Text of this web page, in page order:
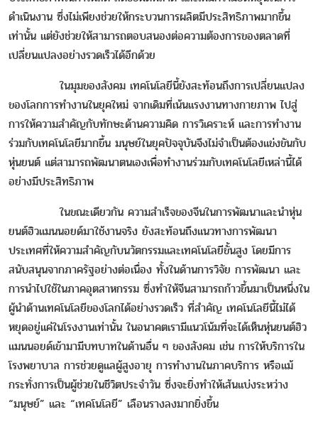
ดำเนินงาน ซึ่งไม่เพียงช่วยให้กระบวนการผลิตมีประสิทธิภาพมากขึ้น
เท่านั้น แต่ยังช่วยให้สามารถตอบสนองต่อความต้องการของตลาดที่
เปลี่ยนแปลงอย่างรวดเร็วได้อีกด้วย
ในมุมของสังคม เทคโนโลยีนี้ยังสะท้อนถึงการเปลี่ยนแปลง
ของโลกการทำงานในยุคใหม่ จากเดิมที่เน้นแรงงานทางกายภาพ ไปสู่
การให้ความสำคัญกับทักษะด้านความคิด การวิเคราะห์ และการทำงาน
ร่วมกับเทคโนโลยีมากขึ้น มนุษย์ในยุคปัจจุบันจึงไม่จำเป็นต้องแข่งขันกับ
หุ่นยนต์ แต่สามารถพัฒนาตนเองเพื่อทำงานร่วมกับเทคโนโลยีเหล่านี้ได้
อย่างมีประสิทธิภาพ
ในขณะเดียวกัน ความสำเร็จของจีนในการพัฒนาและนำหุ่น
ยนต์ฮิวแมนนอยด์มาใช้งานจริง ยังสะท้อนถึงแนวทางการพัฒนา
ประเทศที่ให้ความสำคัญกับนวัตกรรมและเทคโนโลยีขั้นสูง โดยมีการ
สนับสนุนจากภาครัฐอย่างต่อเนื่อง ทั้งในด้านการวิจัย การพัฒนา และ
การนำไปใช้ในภาคอุตสาหกรรม ซึ่งทำให้จีนสามารถก้าวขึ้นมาเป็นหนึ่งใน
ผู้นำด้านเทคโนโลยีของโลกได้อย่างรวดเร็ว ที่สำคัญ เทคโนโลยีนี้ไม่ได้
หยุดอยู่แค่ในโรงงานเท่านั้น ในอนาคตเรามีแนวโน้มที่จะได้เห็นหุ่นยนต์ฮิว
แมนนอยด์เข้ามามีบทบาทในด้านอื่น ๆ ของสังคม เช่น การให้บริการใน
โรงพยาบาล การช่วยดูแลผู้สูงอายุ การทำงานในภาคบริการ หรือแม้
กระทั่งการเป็นผู้ช่วยในชีวิตประจำวัน ซึ่งจะยิ่งทำให้เส้นแบ่งระหว่าง
“มนุษย์” และ “เทคโนโลยี” เลือนรางลงมากยิ่งขึ้น